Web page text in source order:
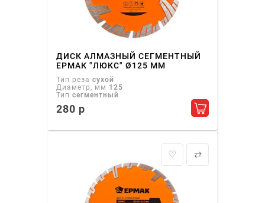
ДИСК АЛМАЗНЫЙ СЕГМЕНТНЫЙ
ЕРМАК "ЛЮКС" Ø125 ММ
Тип реза сухой
Диаметр, мм 125
Тип сегментный
280 р Добавить в
♡ ⇄